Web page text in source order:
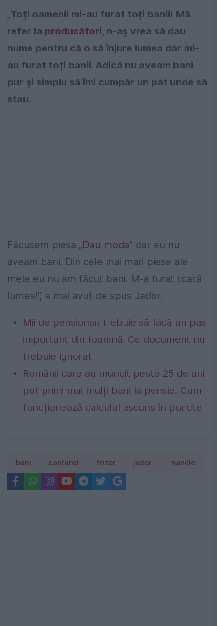
„Toți oamenii mi-au furat toți banii! Mă
refer la producători, n-aș vrea să dau
nume pentru că o să înjure lumea dar mi-
au furat toți banii. Adică nu aveam bani
pur și simplu să îmi cumpăr un pat unde să
stau.
Făcusem piesa „Dau moda” dar eu nu
aveam bani. Din cele mai mari piese ale
mele eu nu am făcut bani. M-a furat toată
lumea!”, a mai avut de spus Jador.
Mii de pensionari trebuie să facă un pas
important din toamnă. Ce document nu
trebuie ignorat
Românii care au muncit peste 25 de ani
pot primi mai mulți bani la pensie. Cum
funcționează calculul ascuns în puncte
bani cantaret frizer jador manele